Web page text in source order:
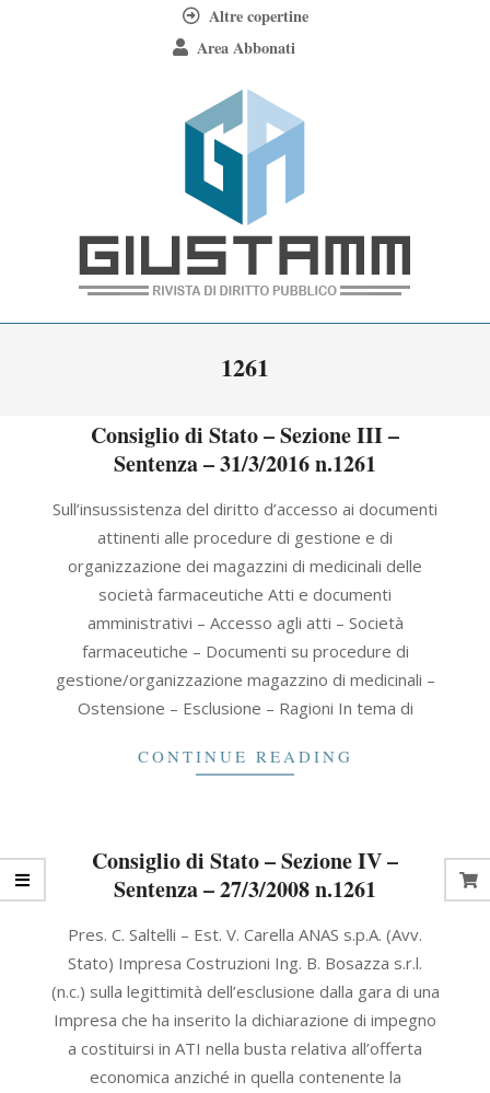
Altre copertine
Area Abbonati
Giustamm
1261
Consiglio di Stato – Sezione III –
Sentenza – 31/3/2016 n.1261
03-
Sull’insussistenza del diritto d’accesso ai documenti
attinenti alle procedure di gestione e di
organizzazione dei magazzini di medicinali delle
società farmaceutiche Atti e documenti
amministrativi – Accesso agli atti – Società
farmaceutiche – Documenti su procedure di
gestione/organizzazione magazzino di medicinali –
Ostensione – Esclusione – Ragioni In tema di
CONTINUE READING
Consiglio di Stato – Sezione IV –
Sentenza – 27/3/2008 n.1261
03-Pres. C. Saltelli – Est. V. Carella ANAS s.p.A. (Avv.
Stato) Impresa Costruzioni Ing. B. Bosazza s.r.l.
(n.c.) sulla legittimità dell’esclusione dalla gara di una
Impresa che ha inserito la dichiarazione di impegno
a costituirsi in ATI nella busta relativa all’offerta
economica anziché in quella contenente la